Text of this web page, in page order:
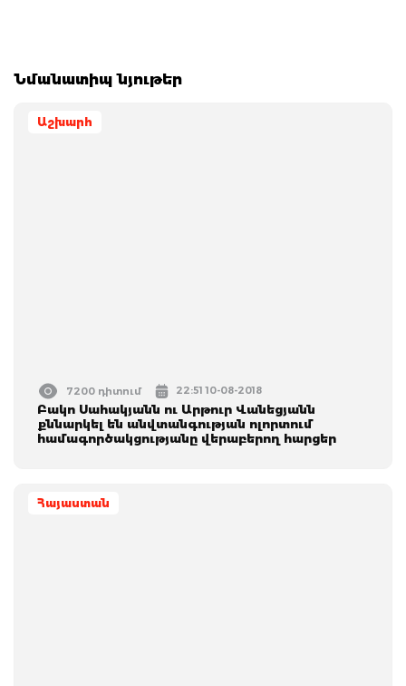
Նմանատիպ նյութեր
Աշխարհ
7200 դիտում 22:51 10-08-2018
Բակո Սահակյանն ու Արթուր Վանեցյանն
քննարկել են անվտանգության ոլորտում
համագործակցությանը վերաբերող հարցեր
Հայաստան